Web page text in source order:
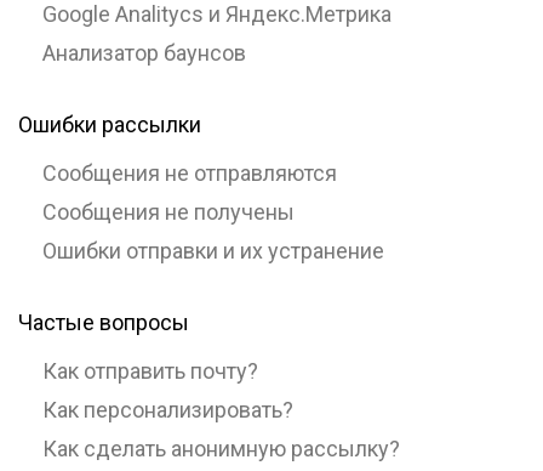
Google Analitycs и Яндекс.Метрика
Анализатор баунсов
Ошибки рассылки
Сообщения не отправляются
Сообщения не получены
Ошибки отправки и их устранение
Частые вопросы
Как отправить почту?
Как персонализировать?
Как сделать анонимную рассылку?